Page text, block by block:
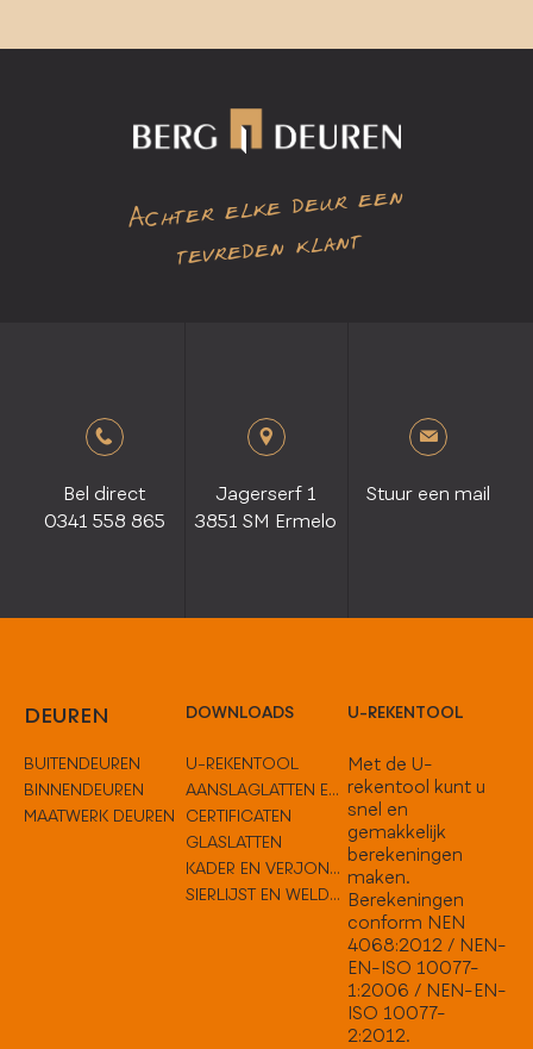
Achter elke deur een
tevreden klant
Bel direct
0341 558 865
Jagerserf 1
3851 SM Ermelo
Stuur een mail
DEUREN
BUITENDEUREN
BINNENDEUREN
MAATWERK DEUREN
DOWNLOADS
U-REKENTOOL
AANSLAGLATTEN EN TUSSENOPLOSSINGEN
CERTIFICATEN
GLASLATTEN
KADER EN VERJONGEN
SIERLIJST EN WELDORPELS
U-REKENTOOL
Met de U-
rekentool kunt u
snel en
gemakkelijk
berekeningen
maken.
Berekeningen
conform NEN
4068:2012 / NEN-
EN-ISO 10077-
1:2006 / NEN-EN-
ISO 10077-
2:2012.